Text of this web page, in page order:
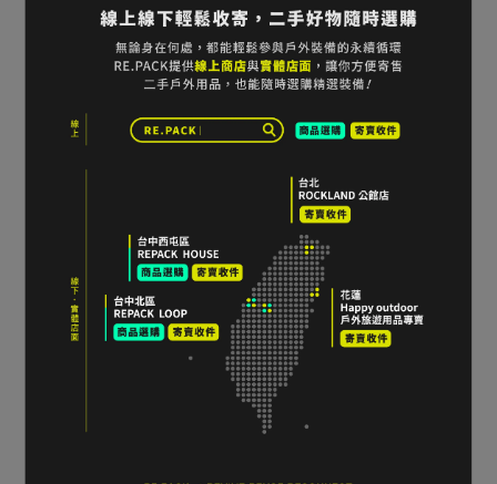
DARN TOUGH 女款 1969
Her Spur Boot Sock Light
Cushion 登山健行羊毛襪
NT$1,120
加入購物車
DARN TOUGH 女款 1903
HIKER MICRO CREW
CUSHION 登山健行羊毛襪
(得獎品) 三色
NT$1,080
加入購物車